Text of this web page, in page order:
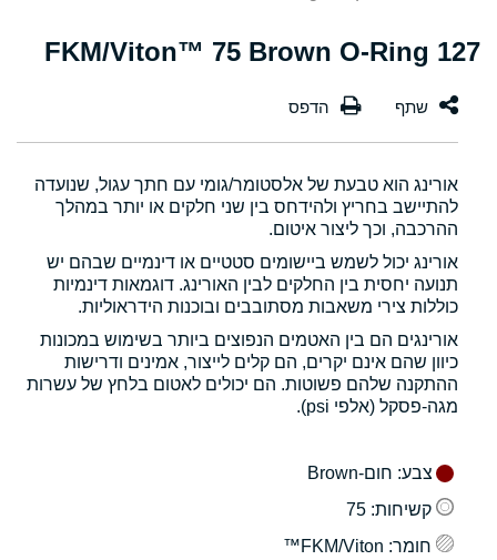
127 FKM/Viton™ 75 Brown O-Ring
אורינג הוא טבעת של אלסטומר/גומי עם חתך עגול, שנועדה
להתיישב בחריץ ולהידחס בין שני חלקים או יותר במהלך
ההרכבה, וכך ליצור איטום.
אורינג יכול לשמש ביישומים סטטיים או דינמיים שבהם יש
תנועה יחסית בין החלקים לבין האורינג. דוגמאות דינמיות
כוללות צירי משאבות מסתובבים ובוכנות הידראוליות.
אורינגים הם בין האטמים הנפוצים ביותר בשימוש במכונות
כיוון שהם אינם יקרים, הם קלים לייצור, אמינים ודרישות
ההתקנה שלהם פשוטות. הם יכולים לאטום בלחץ של עשרות
מגה-פסקל (אלפי psi).
צבע: חום-Brown
קשיחות: 75
חומר: FKM/Viton™